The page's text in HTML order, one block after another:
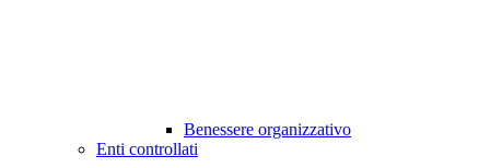
Benessere organizzativo
Enti controllati